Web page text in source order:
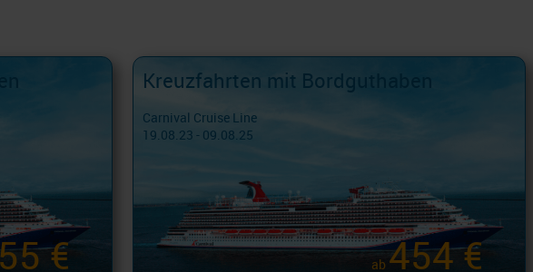
€
Kreuzfahrten mit Bordguthaben
Carnival Cruise Line
19.08.23 - 09.08.25
ab 454 €